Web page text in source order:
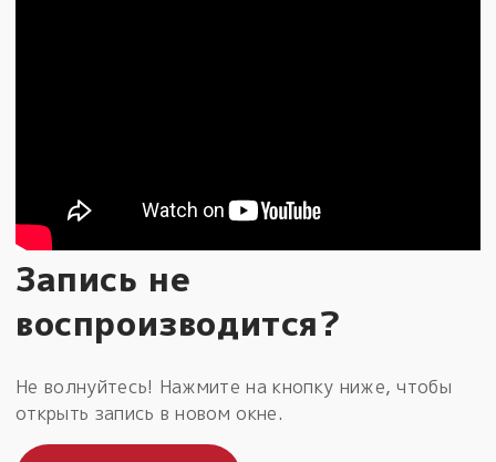
Запись не
воспроизводится?
Не волнуйтесь! Нажмите на кнопку ниже, чтобы
открыть запись в новом окне.